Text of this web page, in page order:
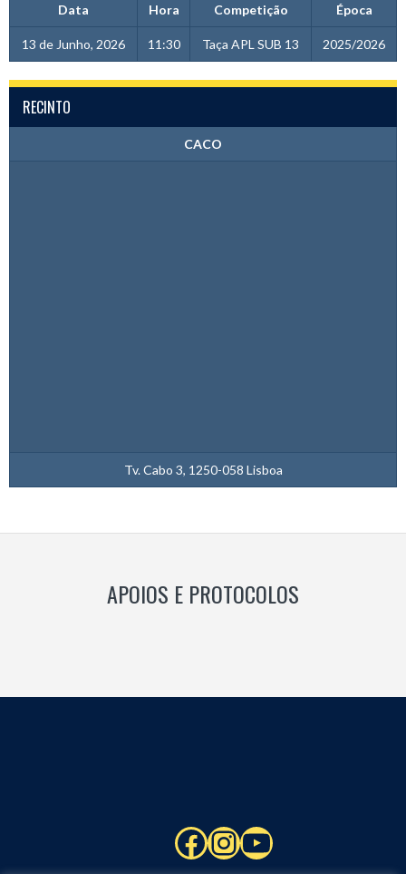
Data Hora Competição Época
13 de Junho, 2026 11:30 Taça APL SUB 13 2025/2026
RECINTO
CACO
Tv. Cabo 3, 1250-058 Lisboa
APOIOS E PROTOCOLOS
Facebook
Instagram
YouTube